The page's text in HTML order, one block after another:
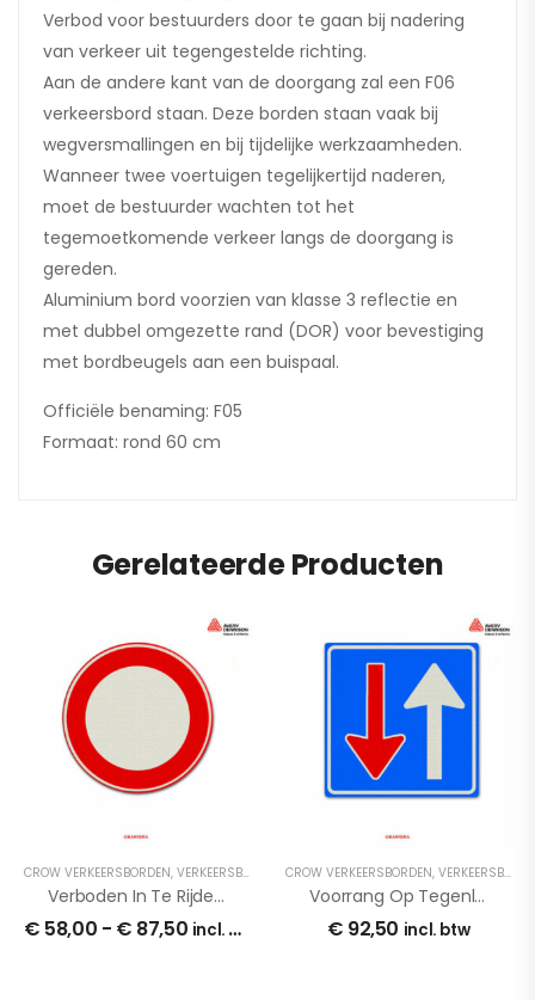
Verbod voor bestuurders door te gaan bij nadering
van verkeer uit tegengestelde richting.
Aan de andere kant van de doorgang zal een F06
verkeersbord staan. Deze borden staan vaak bij
wegversmallingen en bij tijdelijke werkzaamheden.
Wanneer twee voertuigen tegelijkertijd naderen,
moet de bestuurder wachten tot het
tegemoetkomende verkeer langs de doorgang is
gereden.
Aluminium bord voorzien van klasse 3 reflectie en
met dubbel omgezette rand (DOR) voor bevestiging
met bordbeugels aan een buispaal.
Officiële benaming: F05
Formaat: rond 60 cm
Gerelateerde Producten
CROW VERKEERSBORDEN, VERKEERSBORDEN ,VERKEERSBORDEN,VERKEERSBORDEN
Verboden In Te Rijden C01
€ 58,00 - € 87,50 incl. btw
CROW VERKEERSBORDEN, VERKEERSBORDEN
Voorrang Op Tegenligger
€ 92,50 incl. btw